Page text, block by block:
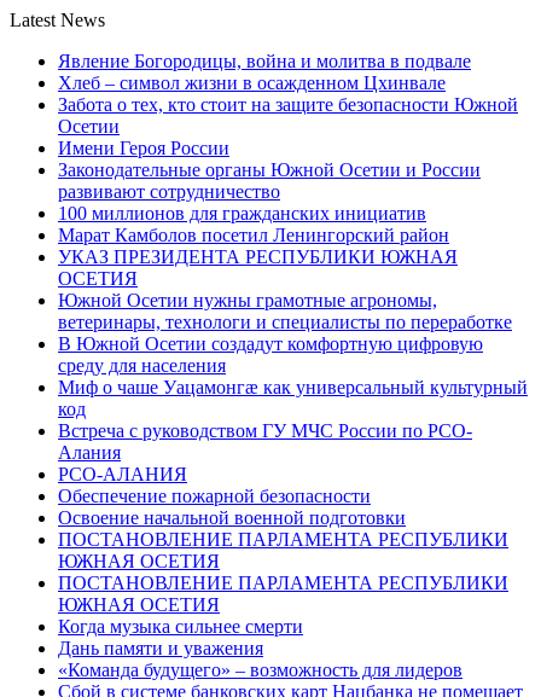
Latest News
Явление Богородицы, война и молитва в подвале
Хлеб – символ жизни в осажденном Цхинвале
Забота о тех, кто стоит на защите безопасности Южной
Осетии
Имени Героя России
Законодательные органы Южной Осетии и России
развивают сотрудничество
100 миллионов для гражданских инициатив
Марат Камболов посетил Ленингорский район
УКАЗ ПРЕЗИДЕНТА РЕСПУБЛИКИ ЮЖНАЯ
ОСЕТИЯ
Южной Осетии нужны грамотные агрономы,
ветеринары, технологи и специалисты по переработке
В Южной Осетии создадут комфортную цифровую
среду для населения
Миф о чаше Уацамонгæ как универсальный культурный
код
Встреча с руководством ГУ МЧС России по РСО-
Алания
РСО-АЛАНИЯ
Обеспечение пожарной безопасности
Освоение начальной военной подготовки
ПОСТАНОВЛЕНИЕ ПАРЛАМЕНТА РЕСПУБЛИКИ
ЮЖНАЯ ОСЕТИЯ
ПОСТАНОВЛЕНИЕ ПАРЛАМЕНТА РЕСПУБЛИКИ
ЮЖНАЯ ОСЕТИЯ
Когда музыка сильнее смерти
Дань памяти и уважения
«Команда будущего» – возможность для лидеров
Сбой в системе банковских карт Нацбанка не помешает